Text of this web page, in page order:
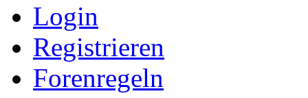
Login
Registrieren
Forenregeln